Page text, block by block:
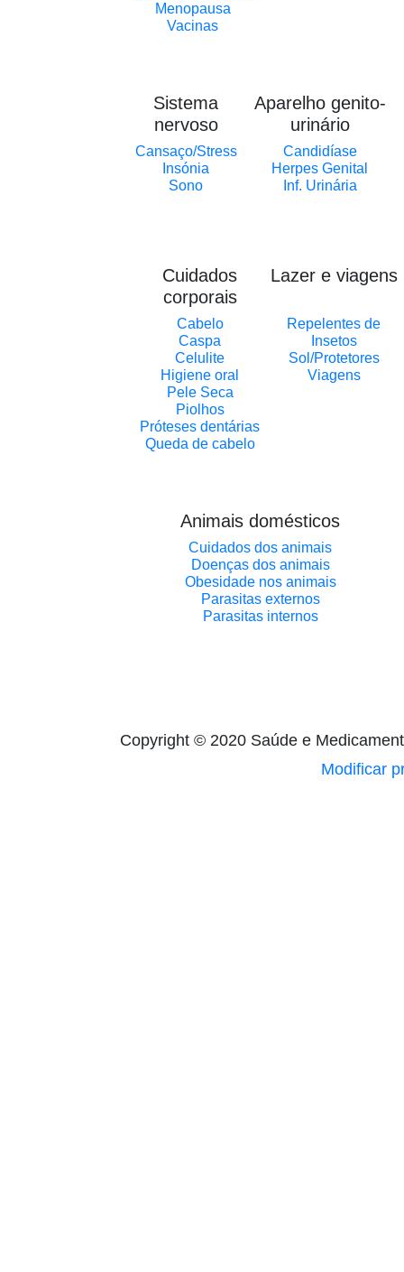
Menopausa
Vacinas
Sistema
nervoso
Aparelho genito-
urinário
Cansaço/Stress
Insónia
Sono
Candidíase
Herpes Genital
Inf. Urinária
Cuidados
corporais
Lazer e viagens
Cabelo
Caspa
Celulite
Higiene oral
Pele Seca
Piolhos
Próteses dentárias
Queda de cabelo
Repelentes de
Insetos
Sol/Protetores
Viagens
Animais domésticos
Cuidados dos animais
Doenças dos animais
Obesidade nos animais
Parasitas externos
Parasitas internos
Copyright © 2020 Saúde e
Modificar